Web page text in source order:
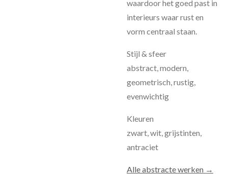
waardoor het goed past in
interieurs waar rust en
vorm centraal staan.
Stijl & sfeer
abstract, modern,
geometrisch, rustig,
evenwichtig
Kleuren
zwart, wit, grijstinten,
antraciet
Alle abstracte werken →